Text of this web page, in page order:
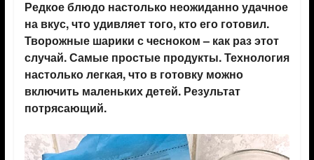
Редкое блюдо настолько неожиданно удачное
на вкус, что удивляет того, кто его готовил.
Творожные шарики с чесноком – как раз этот
случай. Самые простые продукты. Технология
настолько легкая, что в готовку можно
включить маленьких детей. Результат
потрясающий.